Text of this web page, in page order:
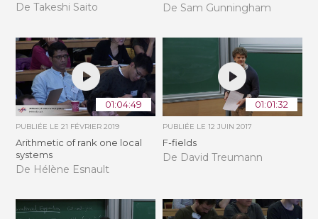
De Takeshi Saito De Sam Gunningham
01:04:49
PUBLIÉE LE21 FÉVRIER 2019
Arithmetic of rank one local
systems
De Hélène Esnault
01:01:32
PUBLIÉE LE 12 JUIN 2017
F-fields
De David Treumann